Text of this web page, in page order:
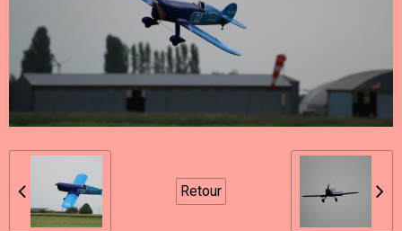
Retour